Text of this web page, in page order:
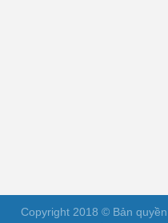
Copyright 2018 © Bản